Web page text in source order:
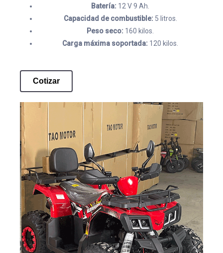
Batería: 12 V 9 Ah.
Capacidad de combustible: 5 litros.
Peso seco: 160 kilos.
Carga máxima soportada: 120 kilos.
Cotizar